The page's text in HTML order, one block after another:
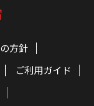
方針
ご利用ガイド